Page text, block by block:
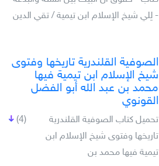
- لِلي شيخ الإسلام ابن تيمية / تقي الدين
الصوفية القلندرية تاريخها وفتوى
شيخ الإسلام ابن تيمية فيها
محمد بن عبد الله أبو الفضل
القونوي
(4)
تحميل كتاب الصوفية القلندرية
تاريخها وفتوى شيخ الإسلام ابن
تيمية فيها محمد بن